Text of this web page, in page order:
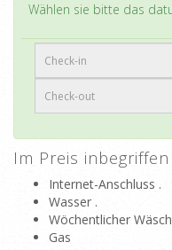
Wählen sie bitte das
Im Preis inbegriffen
Internet-Anschluss .
Wasser .
Wöchentlicher
Gas